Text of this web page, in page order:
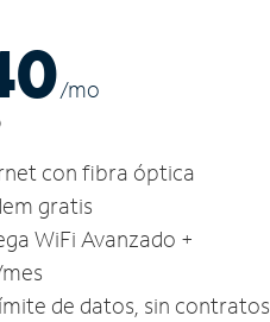
/mo
con fibra óptica
gratis
WiFi Avanzado +
de datos, sin contratos